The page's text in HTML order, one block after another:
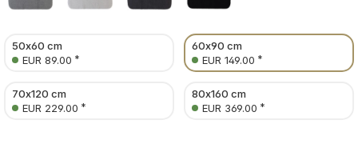
50x60 cm
EUR 89.00 *
60x90 cm
EUR 149.00 *
70x120 cm
EUR 229.00 *
80x160 cm
EUR 369.00 *